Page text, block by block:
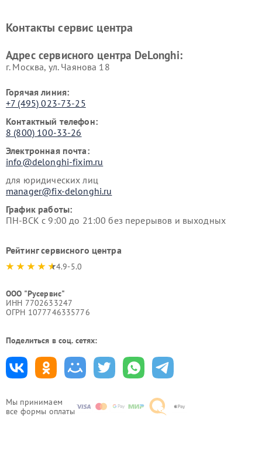
Мы принимаем
все формы оплаты
DeLonghi
DeLonghi
Контакты сервис центра
Адрес сервисного центра DeLonghi:
г. Москва, ул. Чаянова 18
Горячая линия:
+7 (495) 023-73-25
Контактный телефон:
8 (800) 100-33-26
Электронная почта:
info@delonghi-fixim.ru
для юридических лиц
manager@fix-delonghi.ru
График работы:
ПН-ВСК с 9:00 до 21:00 без перерывов и выходных
Рейтинг сервисного центра
4.9-5.0
ООО "Русервис"
ИНН 7702633247
ОГРН 1077746335776
Поделиться в соц. сетях: